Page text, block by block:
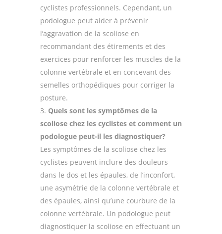
cyclistes professionnels. Cependant, un
podologue peut aider à prévenir
l’aggravation de la scoliose en
recommandant des étirements et des
exercices pour renforcer les muscles de la
colonne vertébrale et en concevant des
semelles orthopédiques pour corriger la
posture.
Quels sont les symptômes de la
scoliose chez les cyclistes et comment un
podologue peut-il les diagnostiquer?
Les symptômes de la scoliose chez les
cyclistes peuvent inclure des douleurs
dans le dos et les épaules, de l’inconfort,
une asymétrie de la colonne vertébrale et
des épaules, ainsi qu’une courbure de la
colonne vertébrale. Un podologue peut
diagnostiquer la scoliose en effectuant un